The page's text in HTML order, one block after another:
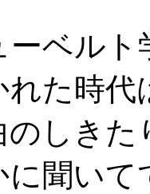
ーベルト
れた時代
のしきた
に聞いて